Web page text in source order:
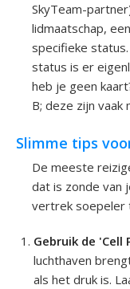
SkyTeam-
lidmaatschap,
specifieke
status is er
heb je geen
B; deze zijn
Slimme tips
De meeste
dat is zonde van
vertrek soepeler
Gebruik de 'Cell
luchthaven
als het druk is.